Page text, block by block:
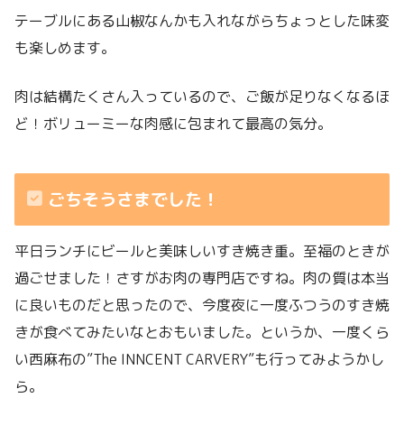
テーブルにある山椒なんかも入れながらちょっとした味変
も楽しめます。
肉は結構たくさん入っているので、ご飯が足りなくなるほ
ど！ボリューミーな肉感に包まれて最高の気分。
ごちそうさまでした！
平日ランチにビールと美味しいすき焼き重。至福のときが
過ごせました！さすがお肉の専門店ですね。肉の質は本当
に良いものだと思ったので、今度夜に一度ふつうのすき焼
きが食べてみたいなとおもいました。というか、一度くら
い西麻布の”The INNCENT CARVERY”も行ってみようかし
ら。